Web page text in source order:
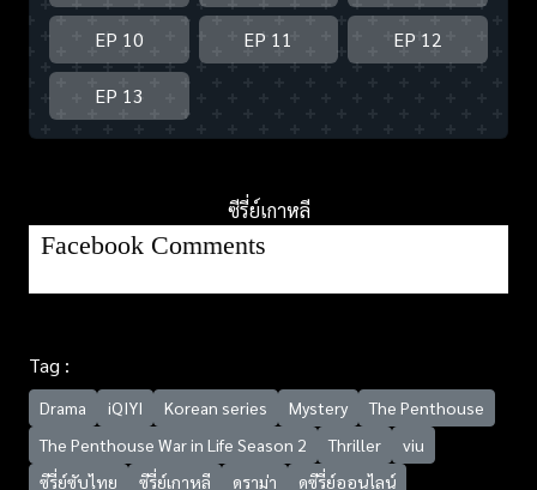
EP 10 EP 11 EP 12
EP 13
ซีรี่ย์เกาหลี
Facebook Comments
Tag :
Drama iQIYI Korean series Mystery
The Penthouse
The Penthouse War in Life Season 2
Thriller
viu
ซีรี่ย์ซับไทย
ซีรี่ย์เกาหลี ดราม่า
ดูซีรี่ย์ออนไลน์